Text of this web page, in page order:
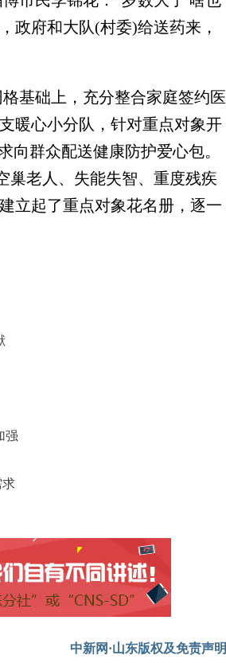
政府和大队(村委)给送药来，
基础上，充分整合家庭签约医
暖心小分队，针对重点对象开
向群众配送健康防护爱心包。
巢老人、失能失智、重度残疾
立起了重点对象花名册，逐一
强
求
中新网·山东版权及免责声明